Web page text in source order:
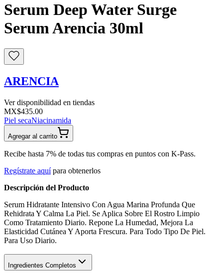
Serum Deep Water Surge
Serum Arencia 30ml
ARENCIA
Ver disponibilidad en tiendas
MX$435.00
Piel secaNiacinamida
Agregar al carrito
Recibe hasta 7% de todas tus compras en puntos con K-Pass.
Regístrate aquí para obtenerlos
Descripción del Producto
Serum Hidratante Intensivo Con Agua Marina Profunda Que
Rehidrata Y Calma La Piel. Se Aplica Sobre El Rostro Limpio
Como Tratamiento Diario. Repone La Humedad, Mejora La
Elasticidad Cutánea Y Aporta Frescura. Para Todo Tipo De Piel.
Para Uso Diario.
Ingredientes Completos